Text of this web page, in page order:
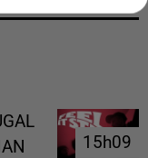
15h09
15h09